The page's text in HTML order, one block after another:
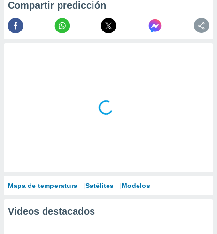
Compartir predicción
Mapa de temperatura Satélites Modelos
Videos destacados